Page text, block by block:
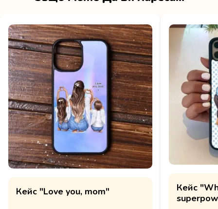
Кейс "Love you, mom"
Кейс